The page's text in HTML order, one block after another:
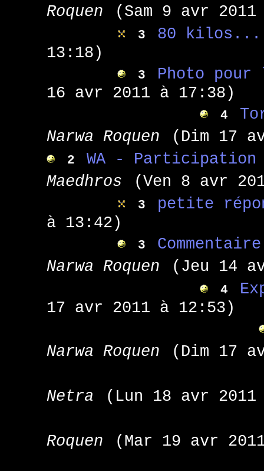
Roquen
(Sam 9 avr
3
80 kilos...
13:18)
3
Photo
16 avr 2011 à 17:38)
4
Narwa Roquen
(Dim 17
2
WA -
Maedhros
(Ven 8 avr
3
petite
à 13:42)
3
Narwa Roquen
(Jeu 14
4
17 avr 2011 à 12:53)
Narwa Roquen (Dim 17
Netra (Lun 18 avr
Roquen (Mar 19 avr